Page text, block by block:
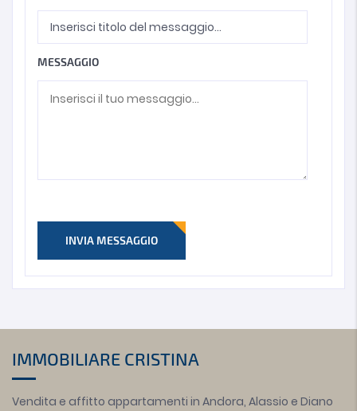
MESSAGGIO
INVIA MESSAGGIO
IMMOBILIARE CRISTINA
Vendita e affitto appartamenti in Andora, Alassio e Diano